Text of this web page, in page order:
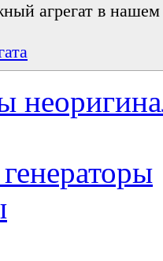
агрегат в нашем